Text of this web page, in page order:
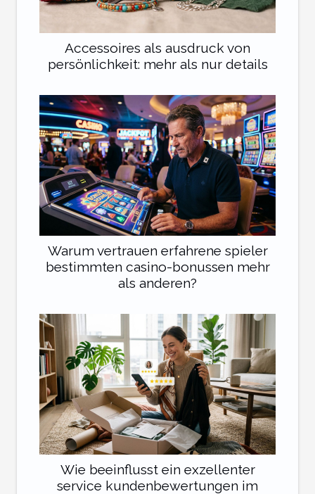
Accessoires als ausdruck von
persönlichkeit: mehr als nur details
Warum vertrauen erfahrene spieler
bestimmten casino-bonussen mehr
als anderen?
Wie beeinflusst ein exzellenter
service kundenbewertungen im